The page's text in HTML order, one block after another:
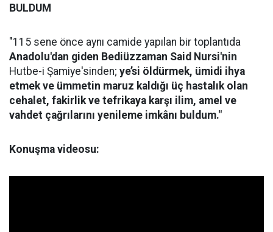
BULDUM
"115 sene önce aynı camide yapılan bir toplantıda
Anadolu'dan giden Bediüzzaman Said Nursi'nin
Hutbe-i Şamiye'sinden; ye’si öldürmek, ümidi ihya
etmek ve ümmetin maruz kaldığı üç hastalık olan
cehalet, fakirlik ve tefrikaya karşı ilim, amel ve
vahdet çağrılarını yenileme imkânı buldum."
Konuşma videosu: